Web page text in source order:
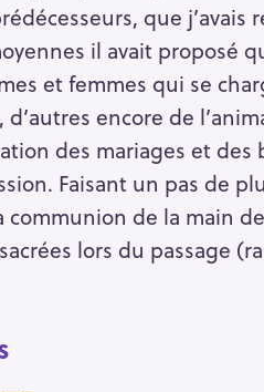
que
il avait proposé
et femmes qui se
encore de
des mariages et
Faisant un pas de
de la main
lors du passage